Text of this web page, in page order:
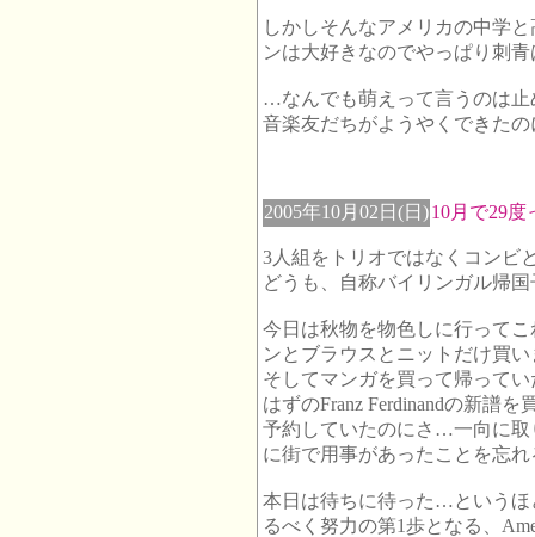
しかしそんなアメリカの中学
ンは大好きなのでやっぱり刺
…なんでも萌えって言うのは止
音楽友だちがようやくできた
2005年10月02日(日)10月で29
3人組をトリオではなくコンビ
どうも、自称バイリンガル帰
今日は秋物を物色しに行って
ンとブラウスとニットだけ買
そしてマンガを買って帰って
はずのFranz Ferdinandの新譜
予約していたのにさ…一向に取
に街で用事があったことを忘れ
本日は待ちに待った…というほ
るべく努力の第1歩となる、